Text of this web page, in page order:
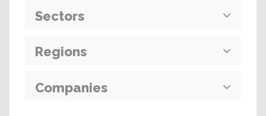
Sectors
Regions
Companies